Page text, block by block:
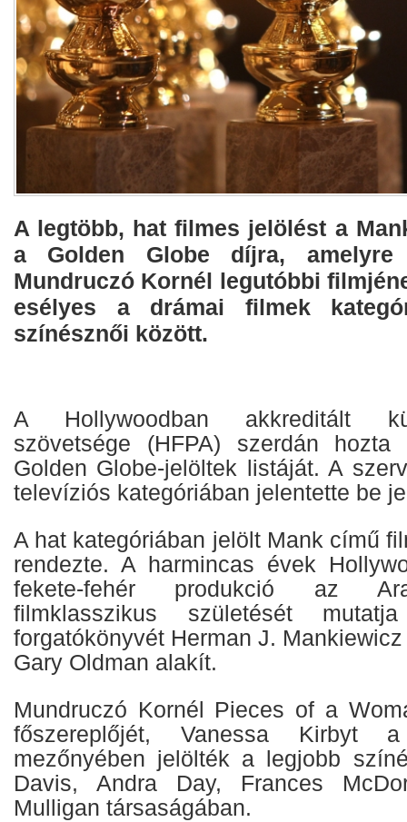
A legtöbb, hat filmes jelölést a
a Golden Globe díjra, amelyre
Mundruczó Kornél legutóbbi
esélyes a drámai filmek
színésznői között.
A Hollywoodban akkreditált
szövetsége (HFPA) szerdán hozta
Golden Globe-jelöltek listáját. A
televíziós kategóriában jelentette be
A hat kategóriában jelölt Mank című
rendezte. A harmincas évek
fekete-fehér produkció az
filmklasszikus születését
forgatókönyvét Herman J.
Gary Oldman alakít.
Mundruczó Kornél Pieces of a
főszereplőjét, Vanessa Kirbyt
mezőnyében jelölték a legjobb
Davis, Andra Day, Frances
Mulligan társaságában.